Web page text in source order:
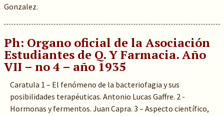
Gonzalez.
Ph: Organo oficial de la Asociación
Estudiantes de Q. Y Farmacia. Año
VII – no 4 – año 1935
Caratula 1 – El fenómeno de la bacteriofagia y sus
posibilidades terapéuticas. Antonio Lucas Gaffre. 2 -
Hormonas y fermentos. Juan Capra. 3 – Aspecto científico,